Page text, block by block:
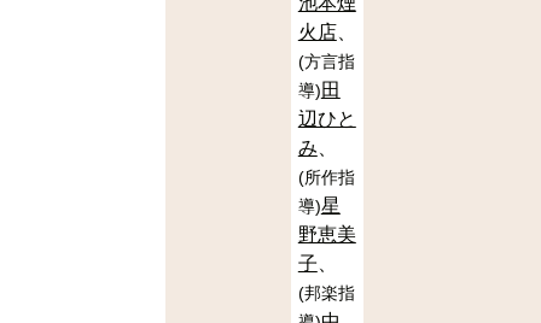
火店
(方言指
導) 田
辺ひと
み
(所作指
導)星
野恵美
子
(邦楽指